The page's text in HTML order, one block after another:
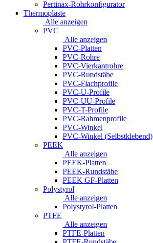
Pertinax-Rohrkonfigurator
Thermoplaste
Alle anzeigen
PVC
Alle anzeigen
PVC-Platten
PVC-Rohre
PVC-Vierkantrohre
PVC-Rundstäbe
PVC-Flachprofile
PVC-U-Profile
PVC-UU-Profile
PVC-T-Profile
PVC-Rahmenprofile
PVC-Winkel
PVC-Winkel (Selbstklebend)
PEEK
Alle anzeigen
PEEK-Platten
PEEK-Rundstäbe
PEEK GF-Platten
Polystyrol
Alle anzeigen
Polystyrol-Platten
PTFE
Alle anzeigen
PTFE-Platten